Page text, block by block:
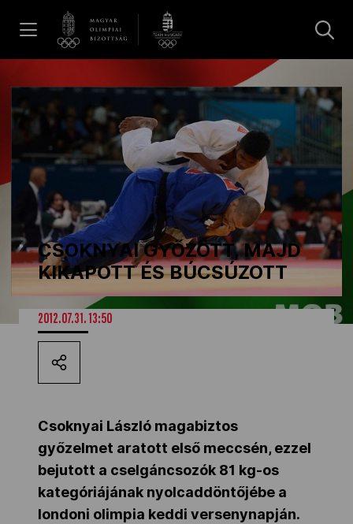
Hírek
Galéria
Dakar 2026
Los Angeles 2028
MOB
Kettőskarrier-program
NOB
Társszervezetek
CSOKNYAI GYŐZÖTT, MAJD
KIKAPOTT ÉS BÚCSÚZOTT
2012.07.31. 13:50
Csoknyai László magabiztos
győzelmet aratott első meccsén, ezzel
bejutott a cselgáncsozók 81 kg-os
kategóriájának nyolcaddöntőjébe a
londoni olimpia keddi versenynapján.